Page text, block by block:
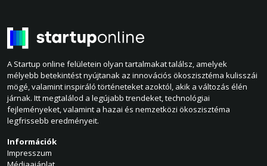
A Startup online felületein olyan tartalmakat találsz, amelyek
mélyebb betekintést nyújtanak az innovációs ökoszisztéma kulisszái
mögé, valamint inspiráló történeteket azoktól, akik a változás élén
járnak. Itt megtalálod a legújabb trendeket, technológiai
fejleményeket, valamint a hazai és nemzetközi ökoszisztéma
legfrissebb eredményeit.
Információk
Impresszum